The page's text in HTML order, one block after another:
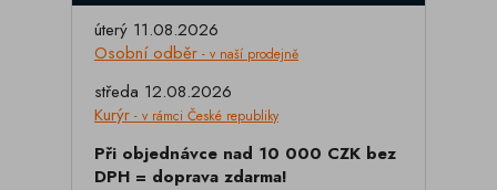
úterý 11.08.2026
Osobní odběr - v naší prodejně
středa 12.08.2026
Kurýr - v rámci České republiky
Při objednávce nad 10 000 CZK bez
DPH = doprava zdarma!